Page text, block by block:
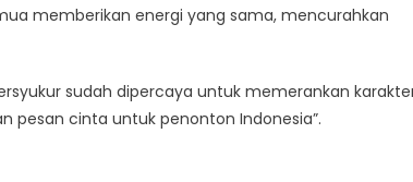
memberikan energi yang sama, mencurahkan
sudah dipercaya untuk memerankan
pesan cinta untuk penonton Indonesia”.